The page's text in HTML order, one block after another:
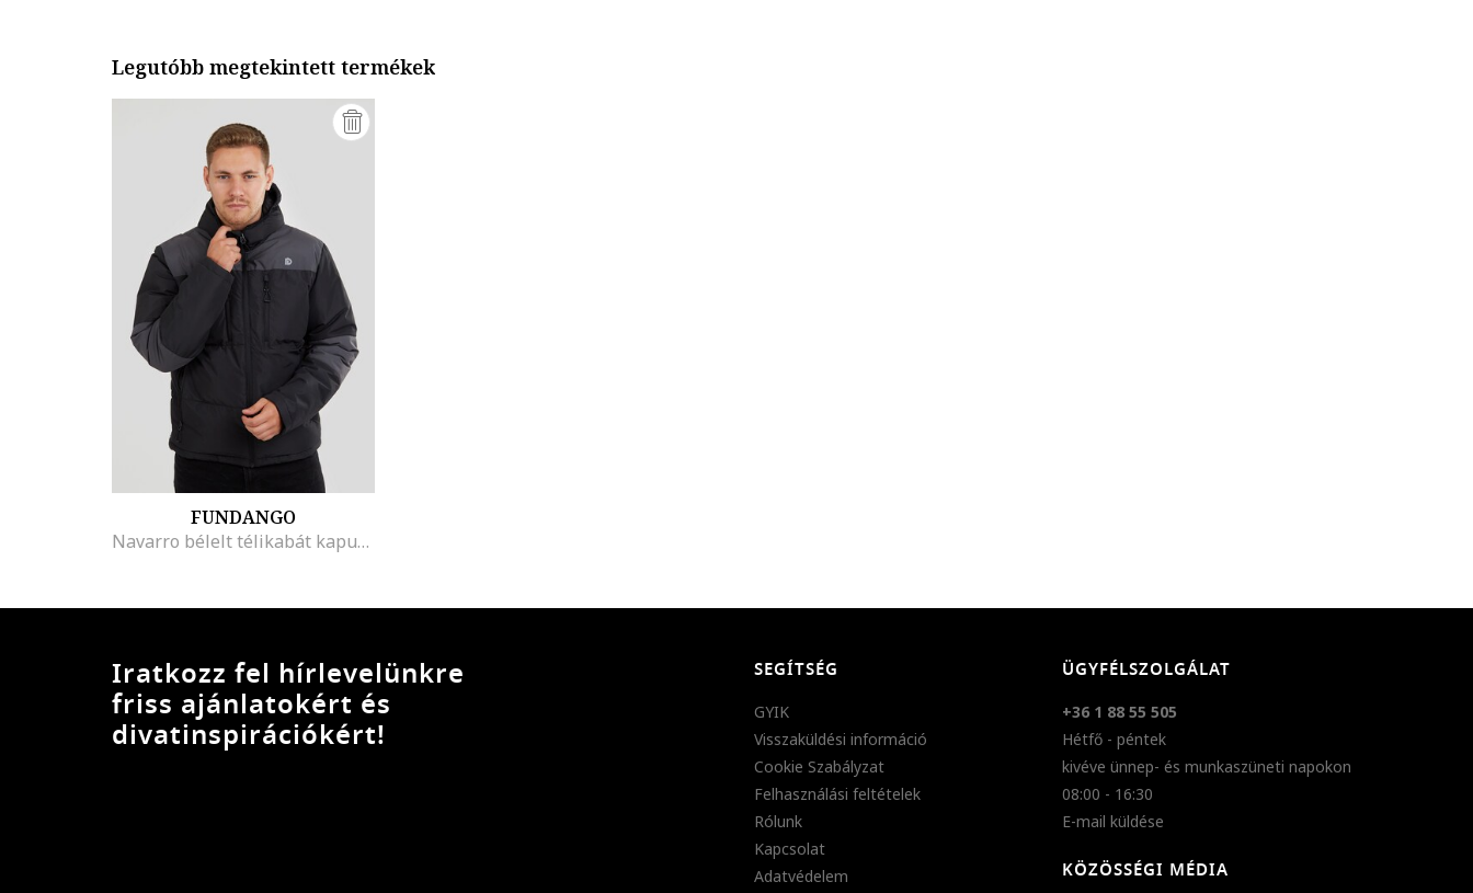
Legutóbb megtekintett termékek
FUNDANGO
Navarro bélelt télikabát kapucnival, Fekete/Sötétszürke
Iratkozz fel hírlevelünkre
friss ajánlatokért és
divatinspirációkért!
SEGÍTSÉG
GYIK
Visszaküldési információ
Cookie Szabályzat
Felhasználási feltételek
Rólunk
Kapcsolat
Adatvédelem
ÜGYFÉLSZOLGÁLAT
+36 1 88 55 505
Hétfő - péntek
kivéve ünnep- és munkaszüneti napokon
08:00 - 16:30
E-mail küldése
KÖZÖSSÉGI MÉDIA